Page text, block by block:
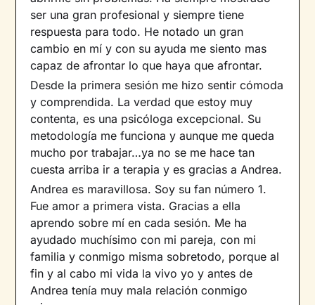
ser una gran profesional y siempre tiene
respuesta para todo. He notado un gran
cambio en mí y con su ayuda me siento mas
capaz de afrontar lo que haya que afrontar.
Desde la primera sesión me hizo sentir cómoda
y comprendida. La verdad que estoy muy
contenta, es una psicóloga excepcional. Su
metodología me funciona y aunque me queda
mucho por trabajar…ya no se me hace tan
cuesta arriba ir a terapia y es gracias a Andrea.
Andrea es maravillosa. Soy su fan número 1.
Fue amor a primera vista. Gracias a ella
aprendo sobre mí en cada sesión. Me ha
ayudado muchísimo con mi pareja, con mi
familia y conmigo misma sobretodo, porque al
fin y al cabo mi vida la vivo yo y antes de
Andrea tenía muy mala relación conmigo